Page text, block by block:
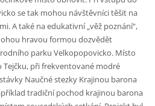
se tak mohou návštěvníci těšit na
A také na edukativní „věž poznání“,
hravou formou dozvědět
parku Velkopopovicko. Místo
Tejčku, při frekventované modré
Naučné stezky Krajinou barona
tradiční pochod krajinou barona